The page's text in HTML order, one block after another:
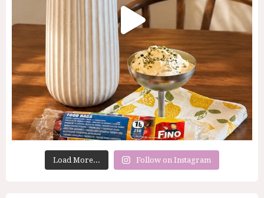
Load More... Follow on Instagram